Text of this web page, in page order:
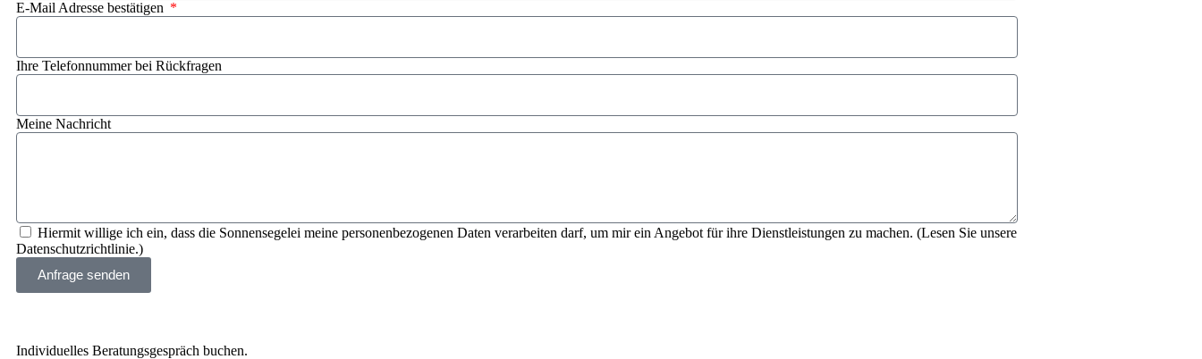
E-Mail Adresse bestätigen
Ihre Telefonnummer bei Rückfragen
Meine Nachricht
Hiermit willige ich ein, dass die Sonnensegelei meine personenbezogenen Daten verarbeiten darf, um mir ein Angebot für ihre Dienstleistungen zu machen. (Lesen Sie unsere
Datenschutzrichtlinie.)
Anfrage senden
Individuelles Beratungsgespräch buchen.